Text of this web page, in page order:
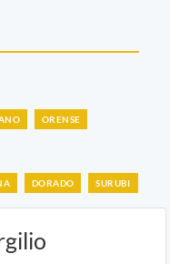
ORENSE
DORADO SURUBI